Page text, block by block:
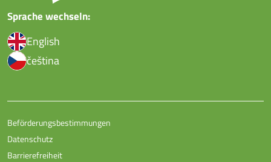
Sprache wechseln:
English
čeština
Beförderungsbestimmungen
Datenschutz
Barrierefreiheit